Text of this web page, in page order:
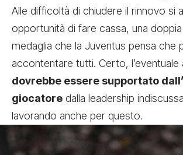
Alle difficoltà di chiudere il rinnovo si
opportunità di fare cassa, una
medaglia che la Juventus pensa che
accontentare tutti. Certo, l’eventuale
dovrebbe essere supportato
giocatore dalla leadership
lavorando anche per questo.